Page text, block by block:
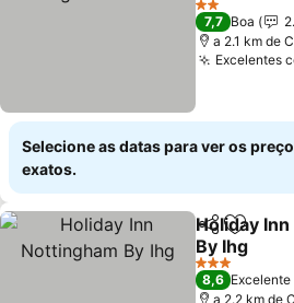
2 Estrelas
7,7 Boa
a 2.1 km de
Excelentes
Selecione as datas para ver os
exatos.
Partilhar
Holiday
By Ihg
3 Estrelas
8,6 Excelente
a 2.2 km de